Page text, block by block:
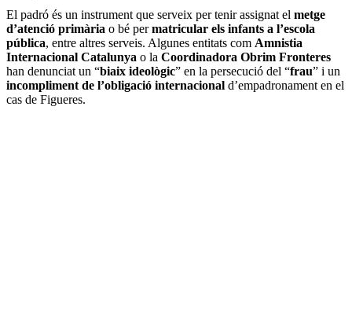
El padró és un instrument que serveix per tenir assignat el metge
d’atenció primària o bé permatricular els infants a l’escola
pública, entre altres serveis. Algunes entitats com Amnistia
Internacional Catalunya o la Coordinadora Obrim Fronteres
han denunciat un “biaix ideològic” en la persecució del “frau” i un
incompliment de l’obligació internacional d’empadronament en el
cas de Figueres.